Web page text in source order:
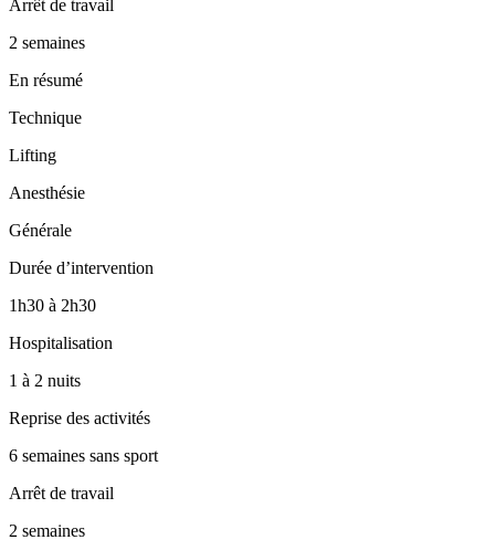
Arrêt de travail
2 semaines
En résumé
Technique
Lifting
Anesthésie
Générale
Durée d’intervention
1h30 à 2h30
Hospitalisation
1 à 2 nuits
Reprise des activités
6 semaines sans sport
Arrêt de travail
2 semaines